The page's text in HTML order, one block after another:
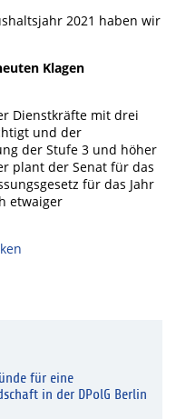
2021 haben wir
Klagen
Dienstkräfte mit drei
und der
der Stufe 3 und höher
plant der Senat für das
für das Jahr
etwaiger
für eine
in der DPolG Berlin